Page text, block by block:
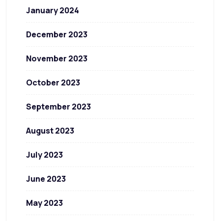
January 2024
December 2023
November 2023
October 2023
September 2023
August 2023
July 2023
June 2023
May 2023